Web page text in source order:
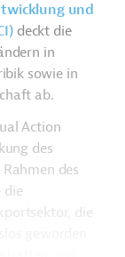
und
deckt die
in
sowie in
ab.
Action
des
des
die
die